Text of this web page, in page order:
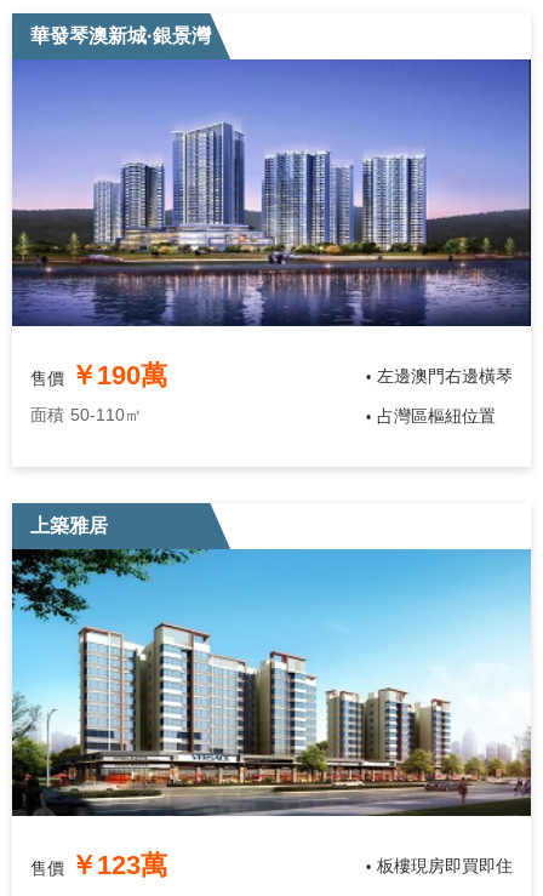
華發琴澳新城·銀景灣
售價 ￥190萬
面積 50-110㎡
• 左邊澳門右邊橫琴
• 占灣區樞紐位置
上築雅居
售價 ￥123萬 • 板樓現房即買即住